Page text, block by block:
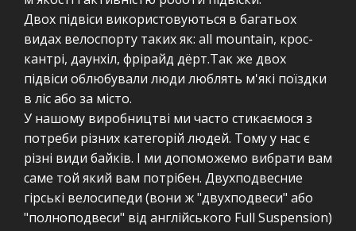
Двох підвіси використовуються в багатьох
видах велоспорту таких як: all mountain, крос-
кантрі, даунхіл, фрірайд дёрт.Так же двох
підвіси облюбували люди люблять м'які поїздки
в ліс або за місто.
У нашому виробництві ми часто стикаємося з
потреби різних категорій людей. Тому у нас є
різні види байків. І ми допоможемо вибрати вам
саме той який вам потрібен. Двухподвесние
гірські велосипеди (вони ж "двухподвеси" або
"полноподвеси" від англійського Full Suspension)